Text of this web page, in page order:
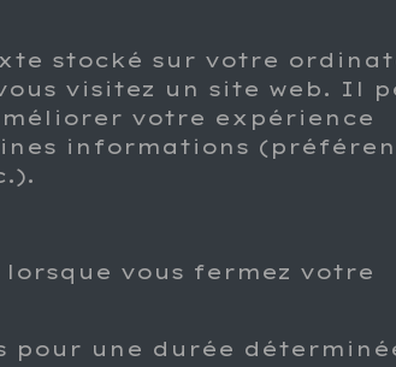
stocké sur votre
visitez un site web. Il
votre expérience
informations
lorsque vous fermez votre
pour une durée